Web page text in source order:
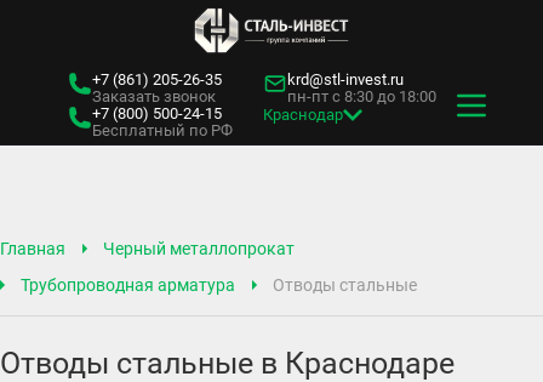
+7 (861) 205-26-35
Заказать звонок
+7 (800) 500-24-15
Бесплатный по РФ
krd@stl-invest.ru
пн-пт с 8:30 до 18:00
Краснодар
Главная
Черный металлопрокат
Трубопроводная арматура
Отводы стальные
Отводы стальные в Краснодаре